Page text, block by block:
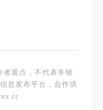
者观点，不代表冬镜
息发布平台，合作供